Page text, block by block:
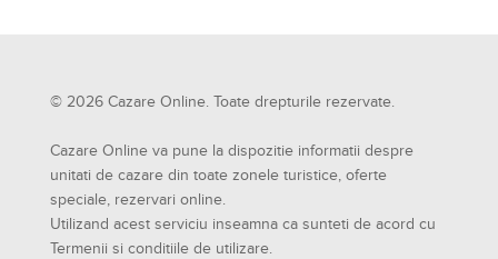
© 2026 Cazare Online. Toate drepturile rezervate.
Cazare Online va pune la dispozitie informatii despre
unitati de cazare din toate zonele turistice, oferte
speciale, rezervari online.
Utilizand acest serviciu inseamna ca sunteti de acord cu
Termenii si conditiile de utilizare.